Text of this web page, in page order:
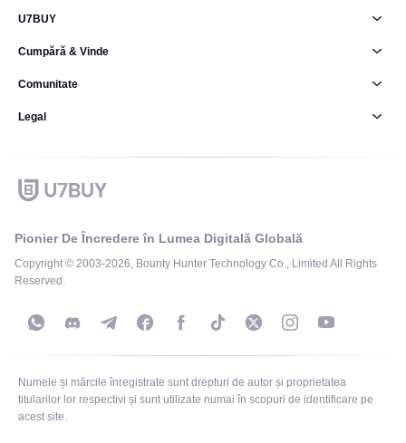
Pionier De Încredere în Lumea Digitală Globală
Copyright © 2003-2026, Bounty Hunter Technology Co., Limited All Rights
Reserved.
U7BUY
Cumpără & Vinde
Comunitate
Legal
Numele și mărcile înregistrate sunt drepturi de autor și proprietatea
titularilor lor respectivi și sunt utilizate numai în scopuri de identificare pe
acest site.